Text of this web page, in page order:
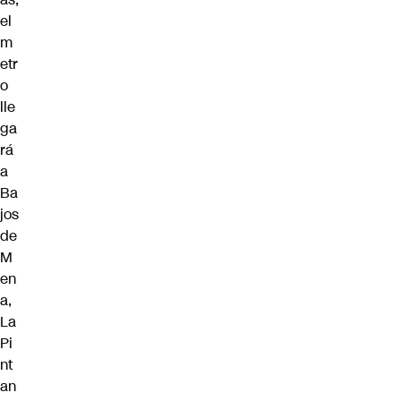
el
m
etr
o
lle
ga
rá
a
Ba
jos
de
M
en
a,
La
Pi
nt
an